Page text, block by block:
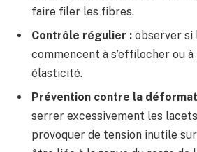
faire filer les fibres.
Contrôle régulier : observer si
commencent à s’effilocher ou
élasticité.
Prévention contre la
serrer excessivement les
provoquer de tension inutile